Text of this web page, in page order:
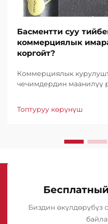
Басментти суу
коммерциялык
коргойт?
Коммерциялык
чечимдердин маанилүү
мыкты коргоо талап
Топтуруу көрүнүш
Биздин өкүлдөрүбүз